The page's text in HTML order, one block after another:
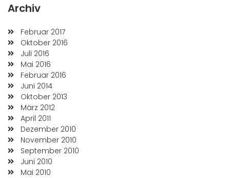
Archiv
Februar 2017
Oktober 2016
Juli 2016
Mai 2016
Februar 2016
Juni 2014
Oktober 2013
März 2012
April 2011
Dezember 2010
November 2010
September 2010
Juni 2010
Mai 2010